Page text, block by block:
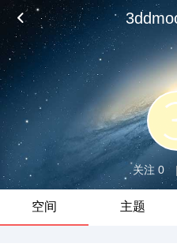
关注 0 |
空间 主题